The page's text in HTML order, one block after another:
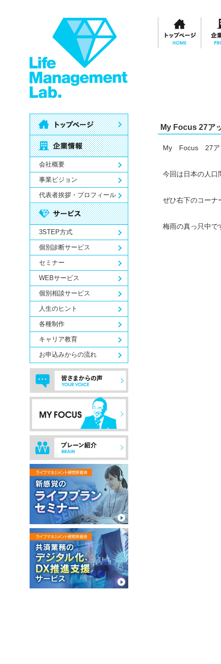
会社概要
事業ビジョン
代表者挨拶・プロフィール
3STEP方式
個別診断サービス
セミナー
WEBサービス
個別相談サービス
人生のヒント
各種制作
キャリア教育
お申込みからの流れ
My Focus 27ア
My Focus 27ア
今回は日本の人口
ぜひ右下のコーナ
梅雨の真っ只中で